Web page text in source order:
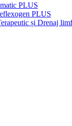
PLUS
PLUS
și Drenaj